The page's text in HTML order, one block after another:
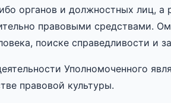
органов и должностных лиц,
правовыми средствами.
поиске справедливости и
Уполномоченного
правовой культуры.